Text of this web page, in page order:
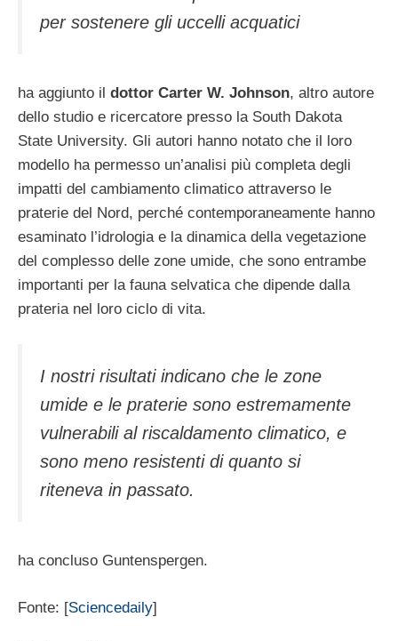
per sostenere gli uccelli acquatici
ha aggiunto il dottor Carter W. Johnson, altro autore
dello studio e ricercatore presso la South Dakota
State University. Gli autori hanno notato che il loro
modello ha permesso un’analisi più completa degli
impatti del cambiamento climatico attraverso le
praterie del Nord, perché contemporaneamente hanno
esaminato l’idrologia e la dinamica della vegetazione
del complesso delle zone umide, che sono entrambe
importanti per la fauna selvatica che dipende dalla
prateria nel loro ciclo di vita.
I nostri risultati indicano che le zone
umide e le praterie sono estremamente
vulnerabili al riscaldamento climatico, e
sono meno resistenti di quanto si
riteneva in passato.
ha concluso Guntenspergen.
Fonte: [Sciencedaily]